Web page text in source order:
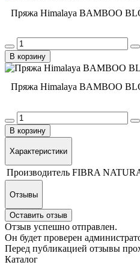
Пряжа Himalaya BAMBOO
В корзину
Пряжа Himalaya BAMBOO
В корзину
Характеристики
Производитель FIBRA
Отзывы
Оставить отзыв
Отзыв успешно отправлен.
Он будет проверен
Перед публикацией отзывы
Каталог